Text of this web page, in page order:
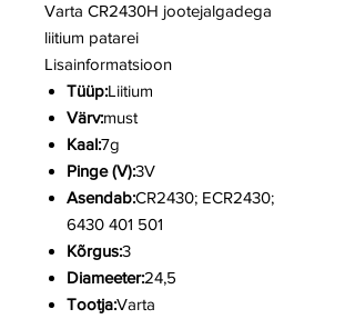
Varta CR2430H jootejalgadega
liitium patarei
Lisainformatsioon
Tüüp:Liitium
Värv:must
Kaal:7g
Pinge (V):3V
Asendab:CR2430; ECR2430;
6430 401 501
Kõrgus:3
Diameeter:24,5
Tootja:Varta